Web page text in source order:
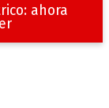
ahora